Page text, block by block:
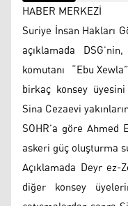
HABER MERKEZİ
Suriye İnsan Hakları
açıklamada
komutanı “Ebu
birkaç konsey
Sina Cezaevi
SOHR’a göre
askeri güç oluşturma
Açıklamada Deyr ez-
diğer konsey